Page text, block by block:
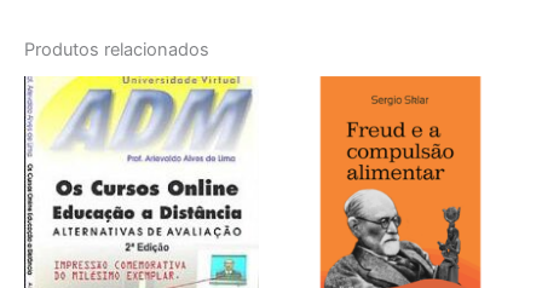
Produtos relacionados